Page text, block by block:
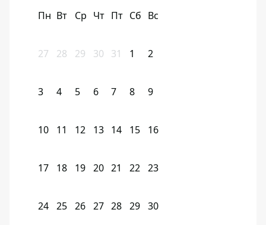
Пн Вт Ср Чт Пт Сб Вс
27 28 29 30 31 1 2
3 4 5 6 7 8 9
10 11 12 13 14 15 16
17 18 19 20 21 22 23
24 25 26 27 28 29 30